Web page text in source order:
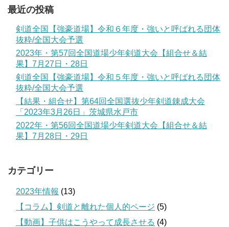
最近の投稿
剣道全国【強豪道場】令和６年度・強いと呼ばれる団体
抜粋/全国大会予選
2023年・第57回全国道場少年剣道大会【組合せ＆結
果】7月27日・28日
剣道全国【強豪道場】令和５年度・強いと呼ばれる団体
抜粋/全国大会予選
【結果・組合せ】第64回全国選抜少年剣道錬成大会
「2023年3月26日」茨城県水戸市
2022年・第56回全国道場少年剣道大会【組合せ＆結
果】7月28日・29日
カテゴリー
2023年情報 (13)
【コラム】剣道と離れた個人的ページ (5)
【動画】子供はこうやって成長させる (4)